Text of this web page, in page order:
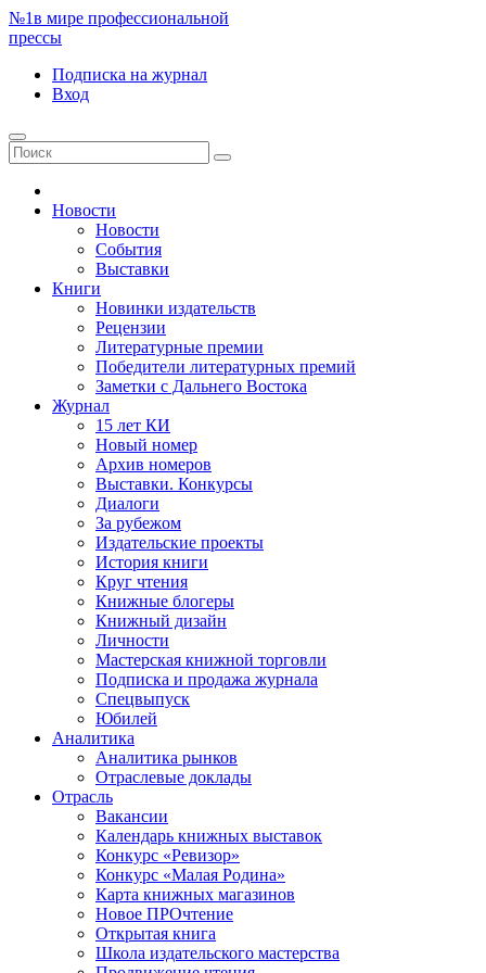
№1в мире профессиональной
прессы
Подписка на журнал
Вход
Новости
Новости
События
Выставки
Книги
Новинки издательств
Рецензии
Литературные премии
Победители литературных премий
Заметки с Дальнего Востока
Журнал
15 лет КИ
Новый номер
Архив номеров
Выставки. Конкурсы
Диалоги
За рубежом
Издательские проекты
История книги
Круг чтения
Книжные блогеры
Книжный дизайн
Личности
Мастерская книжной торговли
Подписка и продажа журнала
Спецвыпуск
Юбилей
Аналитика
Аналитика рынков
Отраслевые доклады
Отрасль
Вакансии
Календарь книжных выставок
Конкурс «Ревизор»
Конкурс «Малая Родина»
Карта книжных магазинов
Новое ПРОчтение
Открытая книга
Школа издательского мастерства